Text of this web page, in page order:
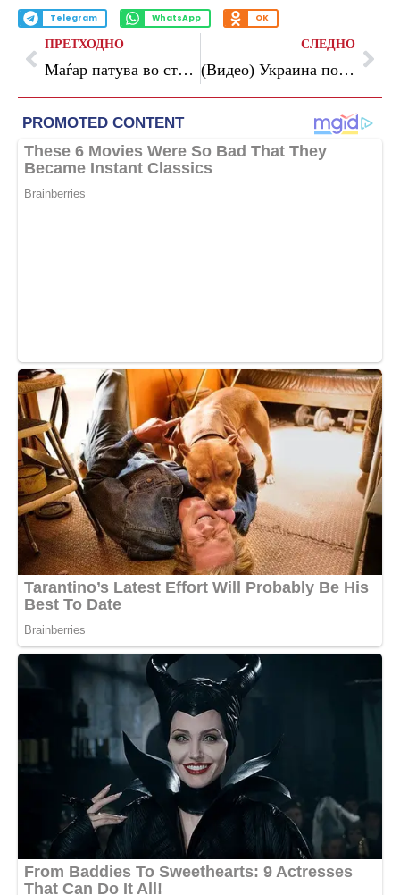
Telegram WhatsApp OK
ПРЕТХОДНО
Маѓар патува во странство за прв пат како премиер, оди во Полска
СЛЕДНО
(Видео) Украина по втор пат за една недела нападна руска рафинерија и хемиска фабрика